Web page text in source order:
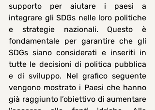
supporto per aiutare i paesi a
integrare gli SDGs nelle loro politiche
e strategie nazionali. Questo è
fondamentale per garantire che gli
SDGs siano considerati e inseriti in
tutte le decisioni di politica pubblica
e di sviluppo. Nel grafico seguente
vengono mostrato i Paesi che hanno
già raggiunto l’obiettivo di aumentare